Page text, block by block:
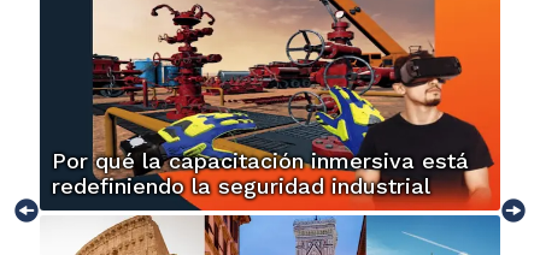
Por qué la capacitación inmersiva está
redefiniendo la seguridad industrial